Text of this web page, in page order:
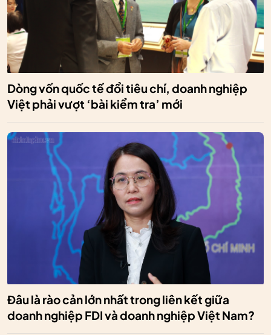
Dòng vốn quốc tế đổi tiêu chí, doanh nghiệp
Việt phải vượt ‘bài kiểm tra’ mới
Đâu là rào cản lớn nhất trong liên kết giữa
doanh nghiệp FDI và doanh nghiệp Việt Nam?